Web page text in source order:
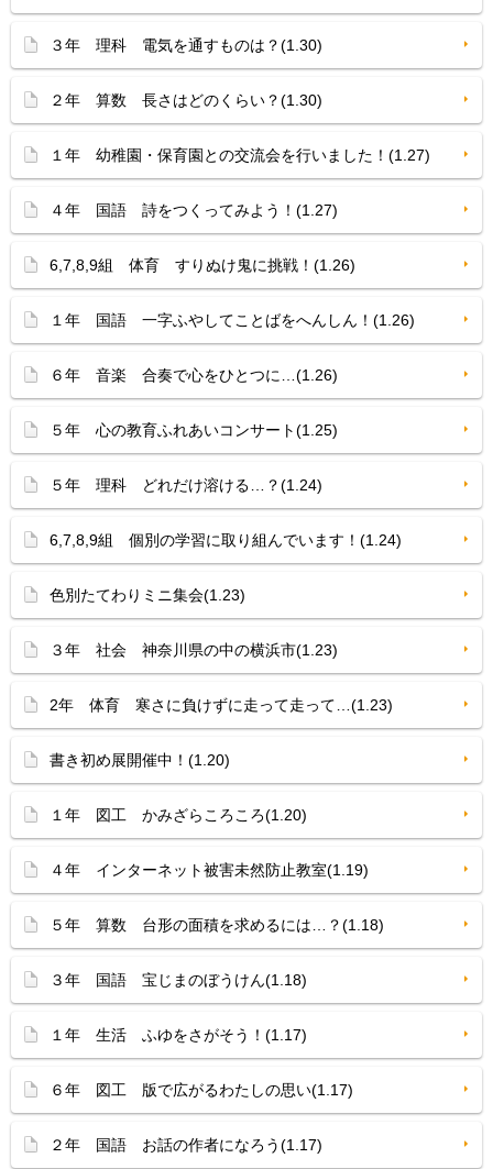
３年 理科 電気を通すものは？(1.30)
２年 算数 長さはどのくらい？(1.30)
１年 幼稚園・保育園との交流会を行いました！(1.27)
４年 国語 詩をつくってみよう！(1.27)
6,7,8,9組 体育 すりぬけ鬼に挑戦！(1.26)
１年 国語 一字ふやしてことばをへんしん！(1.26)
６年 音楽 合奏で心をひとつに…(1.26)
５年 心の教育ふれあいコンサート(1.25)
５年 理科 どれだけ溶ける…？(1.24)
6,7,8,9組 個別の学習に取り組んでいます！(1.24)
色別たてわりミニ集会(1.23)
３年 社会 神奈川県の中の横浜市(1.23)
2年 体育 寒さに負けずに走って走って…(1.23)
書き初め展開催中！(1.20)
１年 図工 かみざらころころ(1.20)
４年 インターネット被害未然防止教室(1.19)
５年 算数 台形の面積を求めるには…？(1.18)
３年 国語 宝じまのぼうけん(1.18)
１年 生活 ふゆをさがそう！(1.17)
６年 図工 版で広がるわたしの思い(1.17)
２年 国語 お話の作者になろう(1.17)